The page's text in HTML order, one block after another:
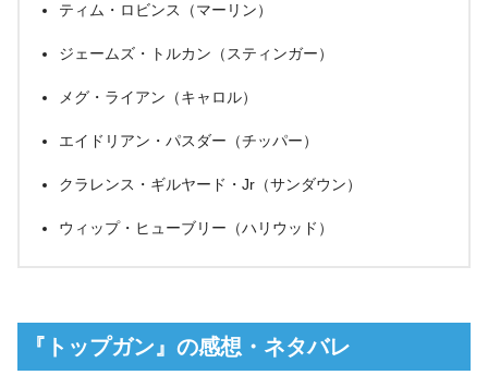
ティム・ロビンス（マーリン）
ジェームズ・トルカン（スティンガー）
メグ・ライアン（キャロル）
エイドリアン・パスダー（チッパー）
クラレンス・ギルヤード・Jr（サンダウン）
ウィップ・ヒューブリー（ハリウッド）
『トップガン』の感想・ネタバレ